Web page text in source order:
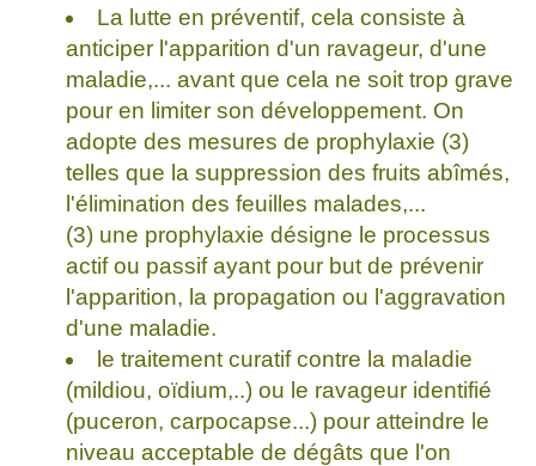
La lutte en préventif, cela consiste à
anticiper l'apparition d'un ravageur, d'une
maladie,... avant que cela ne soit trop grave
pour en limiter son développement. On
adopte des mesures de prophylaxie (3)
telles que la suppression des fruits abîmés,
l'élimination des feuilles malades,...
(3) une prophylaxie désigne le processus
actif ou passif ayant pour but de prévenir
l'apparition, la propagation ou l'aggravation
d'une maladie.
le traitement curatif contre la maladie
(mildiou, oïdium,..) ou le ravageur identifié
(puceron, carpocapse...) pour atteindre le
niveau acceptable de dégâts que l'on